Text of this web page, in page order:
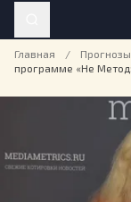
Главная / Прогнозы
программе «Не